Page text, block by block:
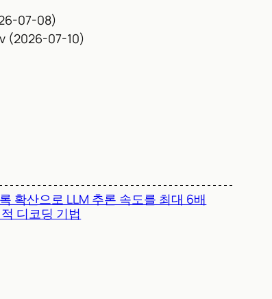
07-08)
(2026-07-10)
확산으로 LLM 추론 속도를 최대 6배
디코딩 기법